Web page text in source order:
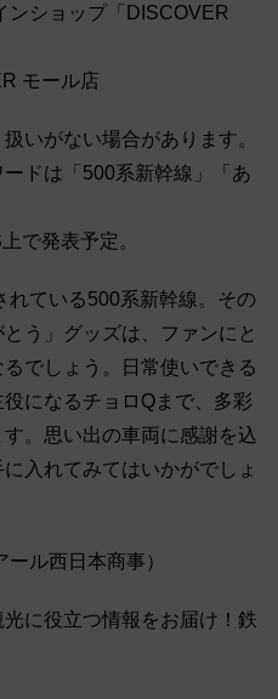
ンショップ「DISCOVER
モール店
いがない場合があります。
ドは「500系新幹線」「あ
で発表予定。
れている500系新幹線。その
う」グッズは、ファンにと
でしょう。日常使いできる
になるチョロQまで、多彩
。思い出の車両に感謝を込
入れてみてはいかがでしょ
ール西日本商事）
光に役立つ情報をお届け！鉄